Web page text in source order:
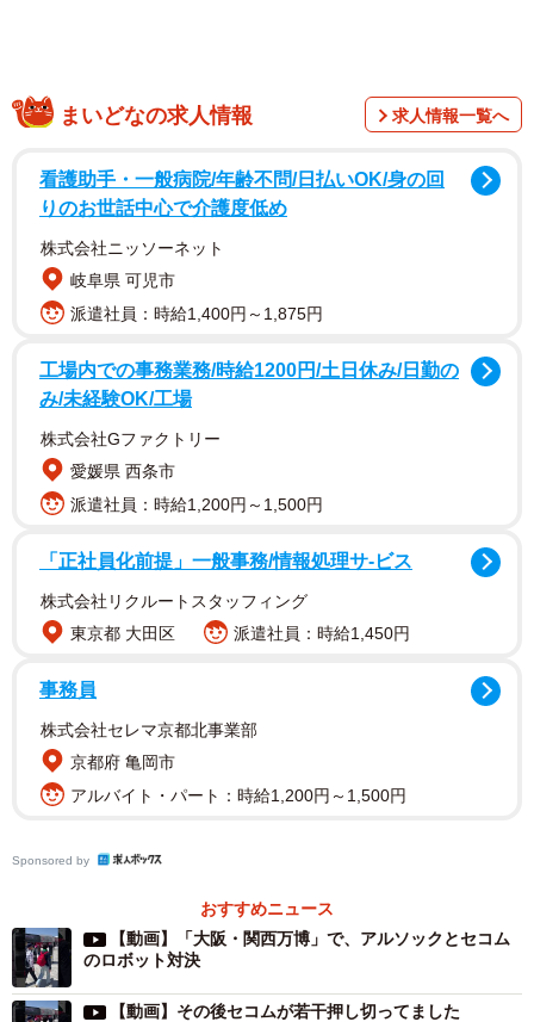
まいどなの求人情報 求人情報一覧へ
看護助手・一般病院/年齢不問/日払いOK/身の回
りのお世話中心で介護度低め
株式会社ニッソーネット
岐阜県 可児市
派遣社員：時給1,400円～1,875円
工場内での事務業務/時給1200円/土日休み/日勤の
み/未経験OK/工場
株式会社Gファクトリー
愛媛県 西条市
派遣社員：時給1,200円～1,500円
「正社員化前提」一般事務/情報処理サ-ビス
株式会社リクルートスタッフィング
東京都 大田区
派遣社員：時給1,450円
事務員
株式会社セレマ京都北事業部
京都府 亀岡市
アルバイト・パート：時給1,200円～1,500円
Sponsored by
おすすめニュース
【動画】「大阪・関西万博」で、アルソックとセコム
のロボット対決
【動画】その後セコムが若干押し切ってました